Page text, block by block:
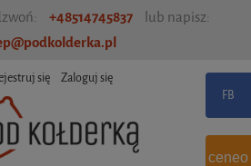
+48514745837
lub napisz:
się Zaloguj się
ceneo